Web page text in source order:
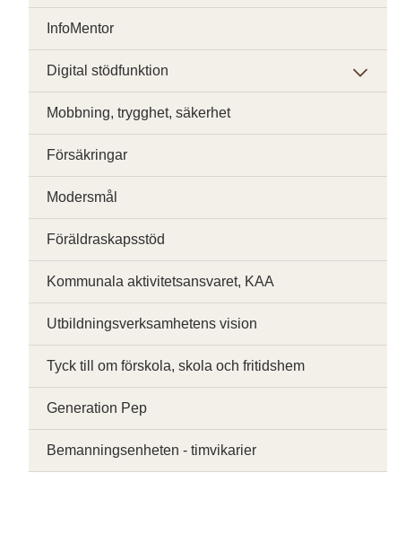
InfoMentor
Digital stödfunktion
Mobbning, trygghet, säkerhet
Försäkringar
Modersmål
Föräldraskapsstöd
Kommunala aktivitetsansvaret, KAA
Utbildningsverksamhetens vision
Tyck till om förskola, skola och fritidshem
Generation Pep
Bemanningsenheten - timvikarier